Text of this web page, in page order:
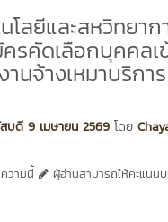
โลยีและสหวิทยา
รคัดเลือกบุคคล
นจ้างเหมาบริกา
บดี 9 เมษายน 2569 โดย
วามนี้
ผู้อ่านสามารถให้คะแนน